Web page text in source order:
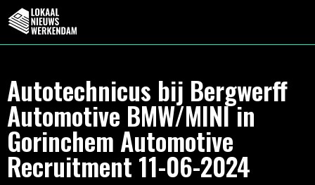
Autotechnicus bij Bergwerff
Automotive BMW/MINI in
Gorinchem Automotive
Recruitment 11-06-2024